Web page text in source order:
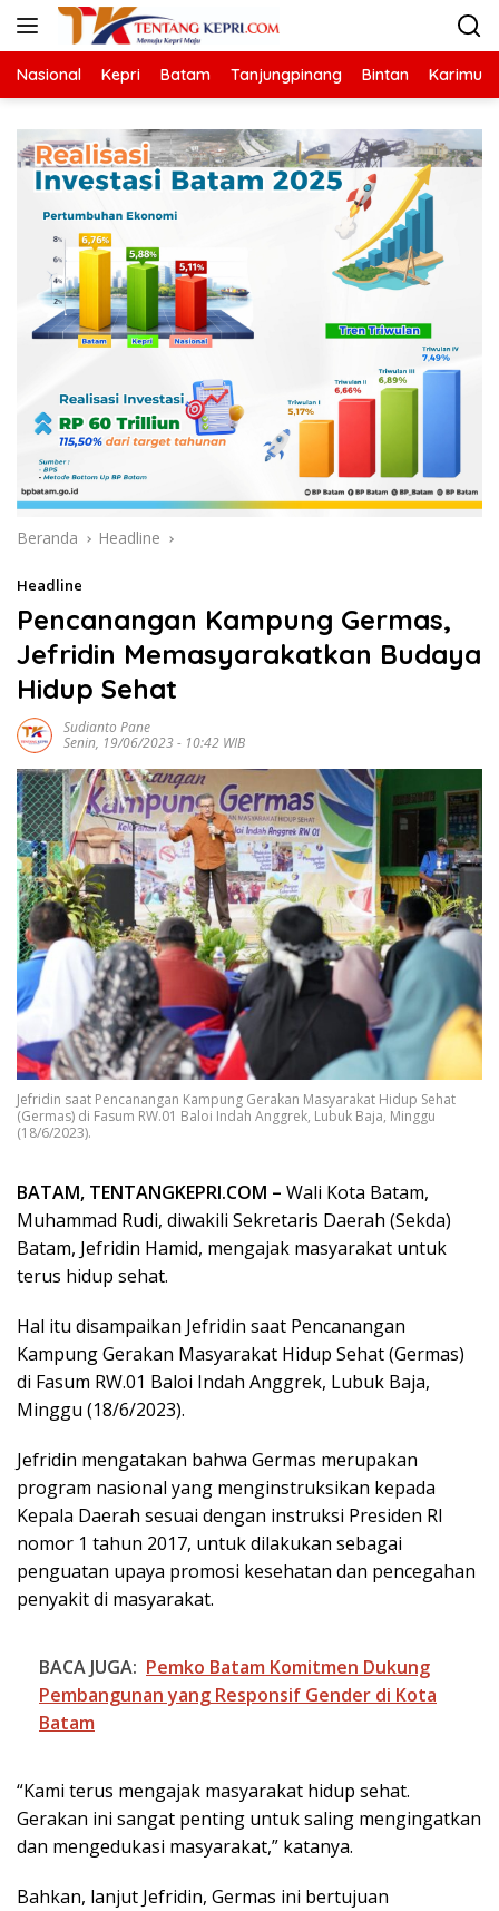
Langsung
Nasional Kepri Batam Tanjungpinang Bintan Karimun
Beranda Headline
Headline
Pencanangan Kampung Germas,
Jefridin Memasyarakatkan Budaya
Hidup Sehat
Sudianto Pane
Senin, 19/06/2023 - 10:42 WIB
Jefridin saat Pencanangan Kampung Gerakan Masyarakat Hidup Sehat
(Germas) di Fasum RW.01 Baloi Indah Anggrek, Lubuk Baja, Minggu
(18/6/2023).
BATAM, TENTANGKEPRI.COM – Wali Kota Batam,
Muhammad Rudi, diwakili Sekretaris Daerah (Sekda)
Batam, Jefridin Hamid, mengajak masyarakat untuk
terus hidup sehat.
Hal itu disampaikan Jefridin saat Pencanangan
Kampung Gerakan Masyarakat Hidup Sehat (Germas)
di Fasum RW.01 Baloi Indah Anggrek, Lubuk Baja,
Minggu (18/6/2023).
Jefridin mengatakan bahwa Germas merupakan
program nasional yang menginstruksikan kepada
Kepala Daerah sesuai dengan instruksi Presiden RI
nomor 1 tahun 2017, untuk dilakukan sebagai
penguatan upaya promosi kesehatan dan pencegahan
penyakit di masyarakat.
BACA JUGA: Pemko Batam Komitmen Dukung
Pembangunan yang Responsif Gender di Kota
Batam
“Kami terus mengajak masyarakat hidup sehat.
Gerakan ini sangat penting untuk saling mengingatkan
dan mengedukasi masyarakat,” katanya.
Bahkan, lanjut Jefridin, Germas ini bertujuan